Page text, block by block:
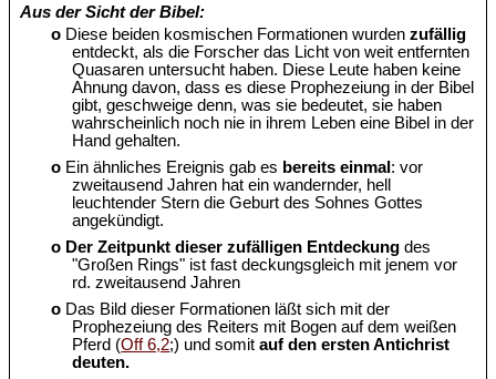
Aus der Sicht der Bibel:
o Diese beiden kosmischen Formationen wurdenzufällig
entdeckt, als die Forscher das Licht von weit entfernten
Quasaren untersucht haben. Diese Leute haben keine
Ahnung davon, dass es diese Prophezeiung in der Bibel
gibt, geschweige denn, was sie bedeutet, sie haben
wahrscheinlich noch nie in ihrem Leben eine Bibel in der
Hand gehalten.
o Ein ähnliches Ereignis gab es bereits einmal : vor
zweitausend Jahren hat ein wandernder, hell
leuchtender Stern die Geburt des Sohnes Gottes
angekündigt.
o Der Zeitpunkt dieser zufälligen Entdeckung des
"Großen Rings" ist fast deckungsgleich mit jenem vor
rd. zweitausend Jahren
o Das Bild dieser Formationen läßt sich mit der
Prophezeiung des Reiters mit Bogen auf dem weißen
Pferd (Off 6,2;) und somitauf den ersten Antichrist
deuten.